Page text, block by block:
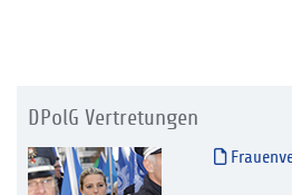
DPolG Vertretungen